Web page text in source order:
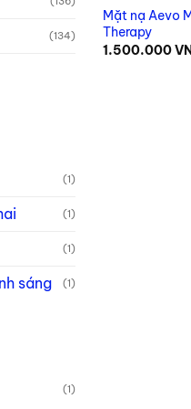
(134)
(1)
(1)
(1)
sáng (1)
(1)
Mặt nạ Aevo
Therapy
1.500.000